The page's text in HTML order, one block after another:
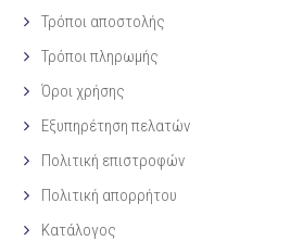
Τρόποι αποστολής
Τρόποι πληρωμής
Όροι χρήσης
Εξυπηρέτηση πελατών
Πολιτική επιστροφών
Πολιτική απορρήτου
Κατάλογος